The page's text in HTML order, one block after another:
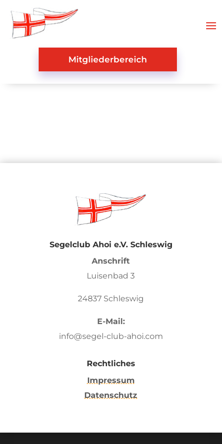
Mitgliederbereich
Segelclub Ahoi e.V. Schleswig
Anschrift
Luisenbad 3
24837 Schleswig
E-Mail:
info@segel-club-ahoi.com
Rechtliches
Impressum
Datenschutz